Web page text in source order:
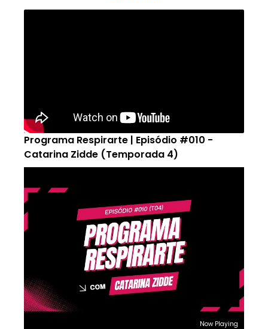
Programa Respirarte | Episódio #010 -
Catarina Zidde (Temporada 4)
Now Playing